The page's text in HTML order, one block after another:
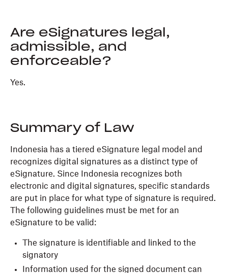
Are eSignatures legal,
admissible, and
enforceable?
Yes.
Summary of Law
Indonesia has a tiered eSignature legal model and
recognizes digital signatures as a distinct type of
eSignature. Since Indonesia recognizes both
electronic and digital signatures, specific standards
are put in place for what type of signature is required.
The following guidelines must be met for an
eSignature to be valid:
The signature is identifiable and linked to the
signatory
Information used for the signed document can